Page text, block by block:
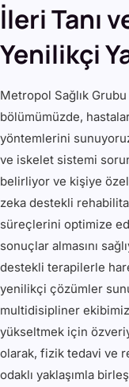
İleri Tanı
Yenilikçi
Metropol Sağlık
bölümümüzde,
yöntemlerini
ve iskelet sistemi
belirliyor ve kişiye
zeka destekli
süreçlerini optimize
sonuçlar almasını
destekli terapilerle
yenilikçi çözümler
multidisipliner
yükseltmek için
olarak, fizik tedavi ve
odaklı yaklaşımla